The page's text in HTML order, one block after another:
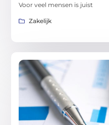
Voor veel mensen is juist
Zakelijk